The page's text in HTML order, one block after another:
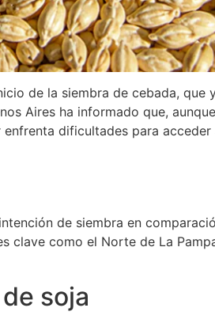
de la siembra de cebada, que
Aires ha informado que,
dificultades para
de siembra en
como el Norte de La
soja